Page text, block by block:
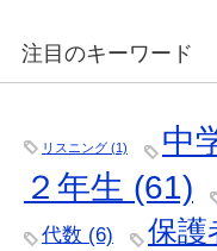
注目のキーワード
リスニング (1) 中
２年生 (61)
代数 (6) 保護